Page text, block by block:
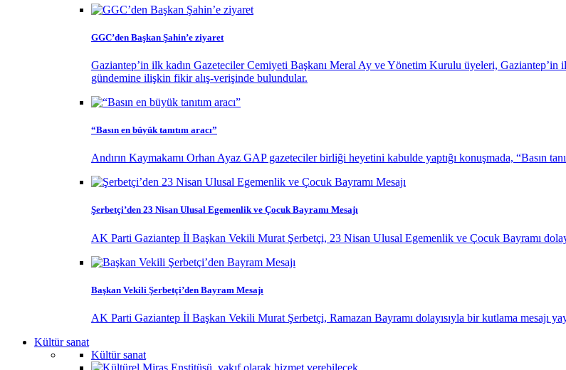
GGC’den Başkan Şahin’e ziyaret
Gaziantep’in ilk kadın Gazeteciler Cemiyeti Başkanı Meral Ay ve Yönetim Kurulu üyeleri, Gaziantep’in
gündemine ilişkin fikir alış-verişinde bulundular.
“Basın en büyük tanıtım aracı”
Andırın Kaymakamı Orhan Ayaz GAP gazeteciler birliği heyetini kabulde yaptığı konuşmada, “Basın
Şerbetçi’den 23 Nisan Ulusal Egemenlik ve Çocuk Bayramı Mesajı
AK Parti Gaziantep İl Başkan Vekili Murat Şerbetçi, 23 Nisan Ulusal Egemenlik ve Çocuk Bayramı
Başkan Vekili Şerbetçi’den Bayram Mesajı
AK Parti Gaziantep İl Başkan Vekili Murat Şerbetçi, Ramazan Bayramı dolayısıyla bir kutlama mesajı
Kültür sanat
Kültür sanat